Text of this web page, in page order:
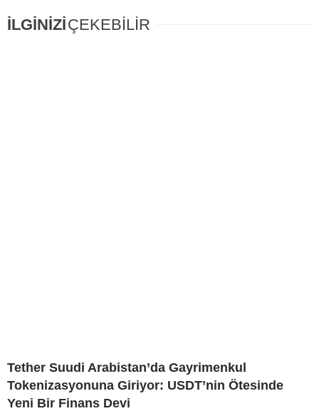
İLGİNİZİÇEKEBİLİR
Tether Suudi Arabistan’da Gayrimenkul
Tokenizasyonuna Giriyor: USDT’nin Ötesinde
Yeni Bir Finans Devi